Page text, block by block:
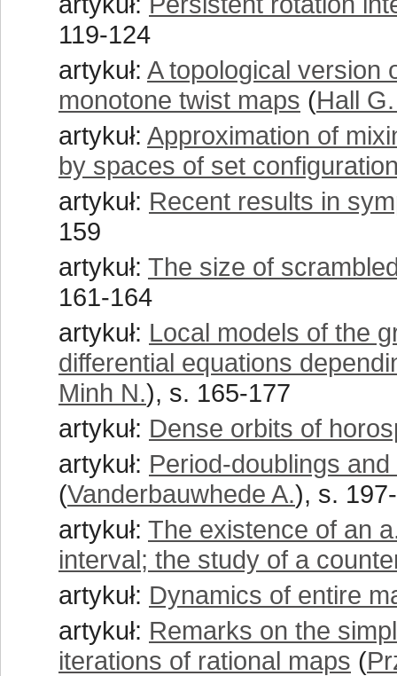
119-124
artykuł: A topological version
monotone twist maps (Hall
artykuł: Approximation of
by spaces of set
artykuł: Recent results in
159
artykuł: The size of
161-164
artykuł: Local models of the
differential equations
Minh N.), s. 165-177
artykuł: Dense orbits of
artykuł: Period-doublings
(Vanderbauwhede A.), s.
artykuł: The existence of an
interval; the study of a
artykuł: Dynamics of entire
artykuł: Remarks on the
iterations of rational maps (